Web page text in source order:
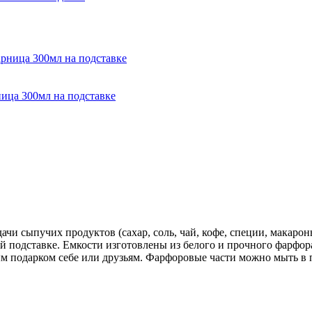
300мл на подставке
сыпучих продуктов (сахар, соль, чай, кофе, специи,
подставке. Емкости изготовлены из белого и прочного
подарком себе или друзьям. Фарфоровые части можно мыть